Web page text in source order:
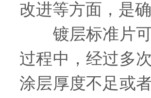
改进等方面，是
镀层标准片可
过程中，经过多
涂层厚度不足或